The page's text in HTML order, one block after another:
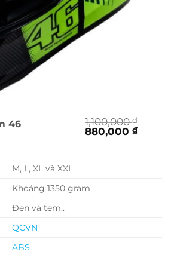
46 1,100,000₫
Giá
880,000₫Giá
M, L, XL và XXL
Khoảng 1350 gram.
Đen và tem..
QCVN
ABS